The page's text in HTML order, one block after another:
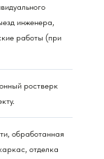
инженера,
работы (при
ростверк
обработанная
отделка